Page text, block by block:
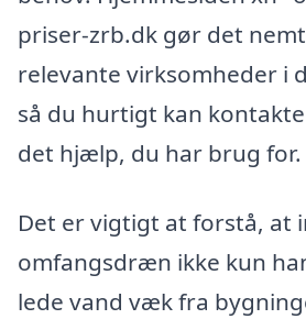
priser-zrb.dk gør det
relevante virksomheder i
så du hurtigt kan
det hjælp, du har brug for.
Det er vigtigt at forstå, at
omfangsdræn ikke kun
lede vand væk fra